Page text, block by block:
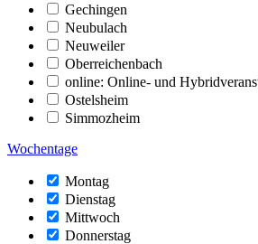
Gechingen
Neubulach
Neuweiler
Oberreichenbach
online: Online- und
Ostelsheim
Simmozheim
Wochentage
Montag
Dienstag
Mittwoch
Donnerstag